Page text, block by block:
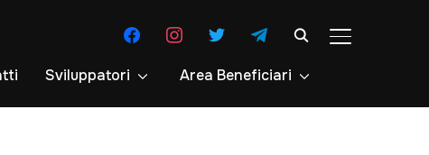
APRI/CHIUDI
facebookinstagram
twitter telegram
Sviluppatori Area Beneficiari